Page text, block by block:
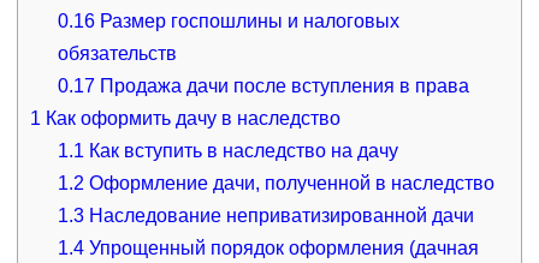
0.16 Размер госпошлины и налоговых
обязательств
0.17 Продажа дачи после вступления в права
1 Как оформить дачу в наследство
1.1 Как вступить в наследство на дачу
1.2 Оформление дачи, полученной в наследство
1.3 Наследование неприватизированной дачи
1.4 Упрощенный порядок оформления (дачная